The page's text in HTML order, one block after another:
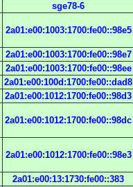
sge78-6
2a01:e00:1003:1700:fe00::98e5
2a01:e00:1003:1700:fe00::98e7
2a01:e00:1003:1700:fe00::98ee
2a01:e00:100d:1700:fe00::dad8
2a01:e00:1012:1700:fe00::98d3
2a01:e00:1012:1700:fe00::98dc
2a01:e00:1012:1700:fe00::98e3
2a01:e00:13:1730:fe00::383